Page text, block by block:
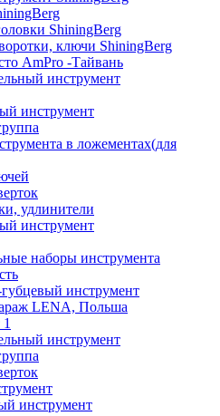
ShiningBerg
ключи ShiningBerg
AmPro -Тайвань
инструмент
инструмент
в ложементах(для
удлинители
инструмент
наборы инструмента
инструмент
LENA, Польша
инструмент
инструмент